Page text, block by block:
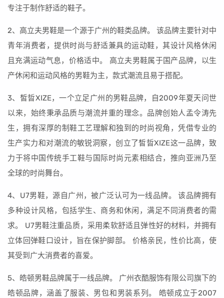
专注于制作舒适的鞋子。
2、高立夫男鞋是一个源于广州的鞋类品牌。 该品牌主要针对中
青年消费者，提供时尚与舒适兼具的运动鞋，其设计风格休闲
且充满运动气息，价格适中。 高立夫男鞋属于国产品牌，以生
产休闲和运动风格的男鞋为主，款式潮流且易于搭配。
3、皙晢XIZE，一个立足广州的男鞋品牌，自2009年夏天问世
以来，始终秉承品质与潮流并重的理念。品牌创始人孟令涛先
生，拥有深厚的制鞋工艺理解和独到的时尚视角，凭借专业的
生产实力和对潮流的敏锐洞察，创立了皙晢XIZE这一品牌，致
力于将中国传统手工鞋与国际时尚元素相结合，推向亚洲乃至
全球的时尚舞台。
4、U7男鞋，源自广州，被广泛认可为一线品牌。 该品牌拥有
多种设计风格，包括学生、商务和休闲，满足不同消费者的需
求。 U7男鞋注重品质，采用柔软舒适且弹性好的材料，并拥有
立体回弹鞋口设计，旨在保护脚部。 价格亲民，性价比高，使
其受到广大消费者的喜爱。
5、皓顿男鞋品牌属于一线品牌。 广州衣酷服饰有限公司旗下的
皓顿品牌，涵盖了服装、男包和男装系列。 皓顿成立于2007